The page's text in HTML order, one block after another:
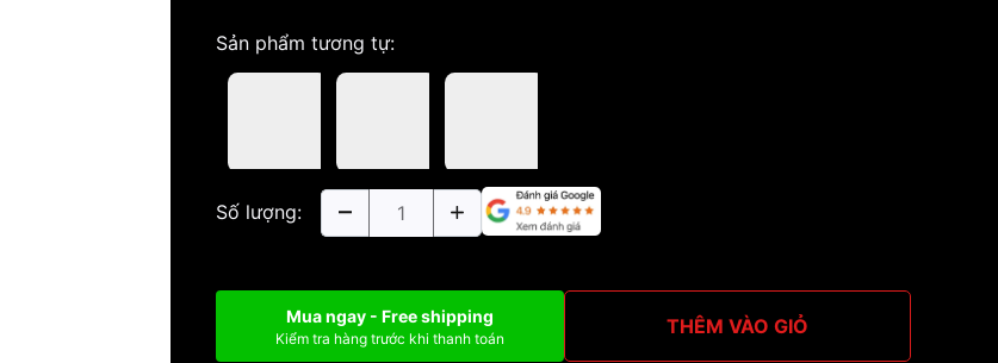
Sản phẩm tương tự:
Số lượng:
Mua ngay - Free shipping
Kiểm tra hàng trước khi thanh toán THÊM VÀO GIỎ